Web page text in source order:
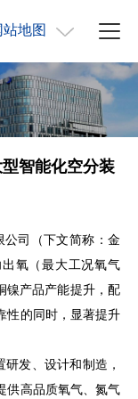
站地图
智能化空分装
司（下文简称：金
氧（最大工况氧气
镍产品产能提升，配
性的同时，显著提升
发、设计和制造，
供高品质氧气、氮气